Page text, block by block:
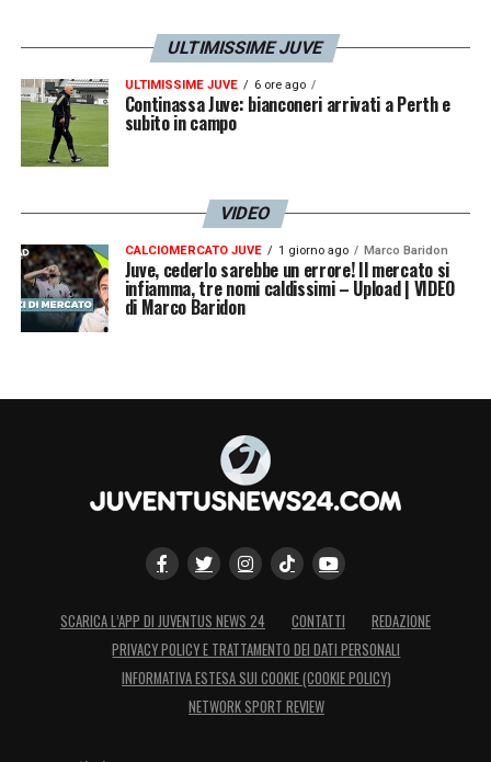
ULTIMISSIME JUVE
ULTIMISSIME JUVE 6 ore ago
Continassa Juve: bianconeri arrivati a Perth e
subito in campo
VIDEO
CALCIOMERCATO JUVE 1 giorno ago Marco Baridon
Juve, cederlo sarebbe un errore! Il mercato si
infiamma, tre nomi caldissimi – Upload | VIDEO
di Marco Baridon
SCARICA L’APP DI JUVENTUS NEWS 24 CONTATTI
REDAZIONE
PRIVACY POLICY E TRATTAMENTO DEI DATI PERSONALI
INFORMATIVA ESTESA SUI COOKIE (COOKIE POLICY)
NETWORK SPORT REVIEW